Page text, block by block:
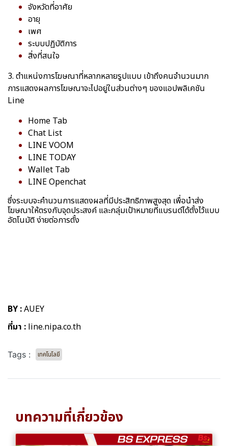
จังหวัดที่อาศัย
อายุ
เพศ
ระบบปฏิบัติการ
สิ่งที่สนใจ
3. ตำแหน่งการโฆษณาที่หลากหลายรูปแบบ เข้าถึงคนจำนวนมาก
การแสดงผลการโฆษณาจะไปอยู่ในส่วนต่างๆ ของแอปพลิเคชัน
Line
Home Tab
Chat List
LINE VOOM
LINE TODAY
Wallet Tab
LINE Openchat
ซึ่งระบบจะคำนวนการแสดงผลที่มีประสิทธิภาพสูงสุด เพื่อนำส่ง
โฆษณาให้ตรงกับจุดประสงค์ และกลุ่มเป้าหมายที่แบรนด์ได้ตั้งไว้แบบ
อัตโนมัติ ง่ายต่อการตั้ง
BY :AUEY
ที่มา : line.nipa.co.th
Tags : เทคโนโลยี
บทความที่เกี่ยวข้อง